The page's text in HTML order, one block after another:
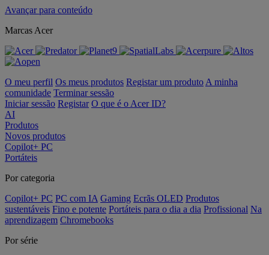
Avançar para conteúdo
Marcas Acer
O meu perfil Os meus produtos Registar um produto A minha
comunidade Terminar sessão
Iniciar sessão Registar O que é o Acer ID?
AI
Produtos
Novos produtos
Copilot+ PC
Portáteis
Por categoria
Copilot+ PC PC com IA Gaming Ecrãs OLED Produtos
sustentáveis Fino e potente Portáteis para o dia a dia Profissional Na
aprendizagem Chromebooks
Por série